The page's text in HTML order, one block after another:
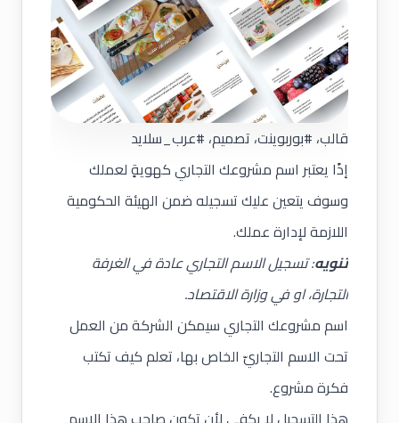
قالب، #بوربوينت، تصميم، #عرب_سلايد
إذًا يعتبر اسم مشروعك التجاري كهويةٍ لعملك
وسوف يتعين عليك تسجيله ضمن الهيئة الحكومية
اللازمة لإدارة عملك.
تنويه: تسجيل الاسم التجاري عادة في الغرفة
التجارة، او في وزارة الاقتصاد.
اسم مشروعك التجاري سيمكن الشركة من العمل
تحت الاسم التجاريّ الخاص بها، تعلم كيفتكتب
فكرة مشروع.